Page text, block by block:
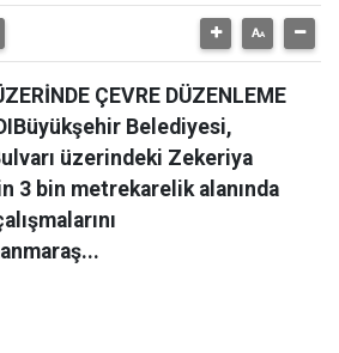
ÇEVRE DÜZENLEME
Belediyesi,
üzerindeki Zekeriya
3 bin metrekarelik alanında